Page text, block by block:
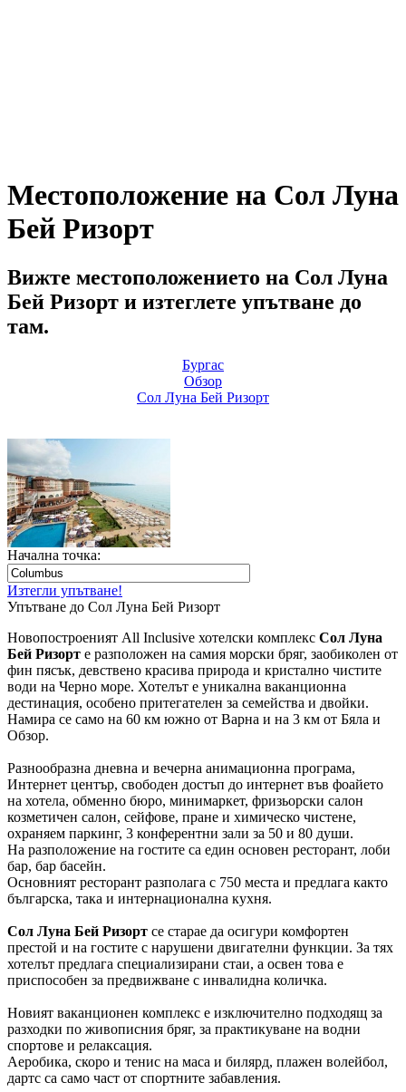
Местоположение на Сол Луна
Бей Ризорт
Вижте местоположението на Сол Луна
Бей Ризорт и изтеглете упътване до
там.
Бургас
Обзор
Сол Луна Бей Ризорт
Начална точка:
Изтегли упътване!
Упътване до Сол Луна Бей Ризорт
Новопостроеният All Inclusive хотелски комплекс Сол Луна
Бей Ризорт е разположен на самия морски бряг, заобиколен от
фин пясък, девствено красива природа и кристално чистите
води на Черно море. Хотелът е уникална ваканционна
дестинация, особено притегателен за семейства и двойки.
Намира се само на 60 км южно от Варна и на 3 км от Бяла и
Обзор.
Разнообразна дневна и вечерна анимационна програма,
Интернет център, свободен достъп до интернет във фоайето
на хотела, обменно бюро, минимаркет, фризьорски салон
козметичен салон, сейфове, пране и химическо чистене,
охраняем паркинг, 3 конферентни зали за 50 и 80 души.
На разположение на гостите са един основен ресторант, лоби
бар, бар басейн.
Основният ресторант разполага с 750 места и предлага както
българска, така и интернационална кухня.
Сол Луна Бей Ризорт се старае да осигури комфортен
престой и на гостите с нарушени двигателни функции. За тях
хотелът предлага специализирани стаи, а освен това е
приспособен за предвижване с инвалидна количка.
Новият ваканционен комплекс е изключително подходящ за
разходки по живописния бряг, за практикуване на водни
спортове и релаксация.
Аеробика, скоро и тенис на маса и билярд, плажен волейбол,
дартс са само част от спортните забавления.